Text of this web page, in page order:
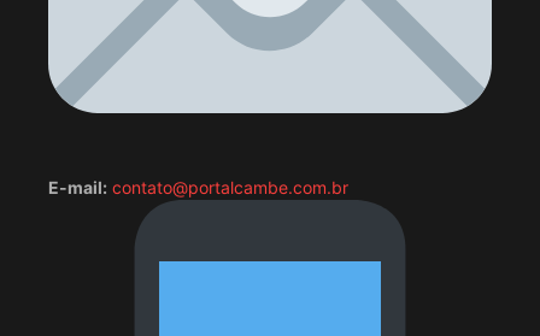
E-mail: contato@portalcambe.com.br